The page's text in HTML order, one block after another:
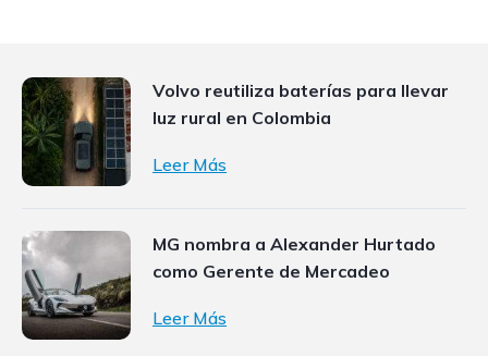
Volvo reutiliza baterías para llevar
luz rural en Colombia
Leer Más
MG nombra a Alexander Hurtado
como Gerente de Mercadeo
Leer Más